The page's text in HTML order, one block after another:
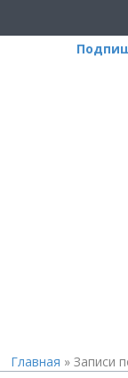
Главная » Записи